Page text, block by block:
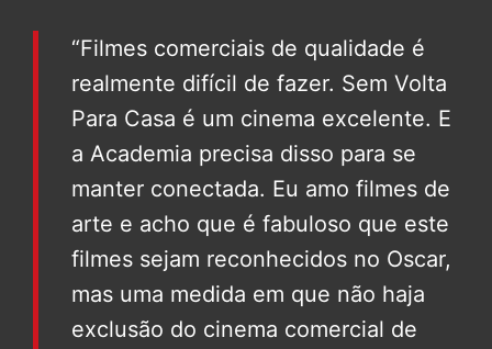
“Filmes comerciais de qualidade é
realmente difícil de fazer. Sem Volta
Para Casa é um cinema excelente. E
a Academia precisa disso para se
manter conectada. Eu amo filmes de
arte e acho que é fabuloso que este
filmes sejam reconhecidos no Oscar,
mas uma medida em que não haja
exclusão do cinema comercial de